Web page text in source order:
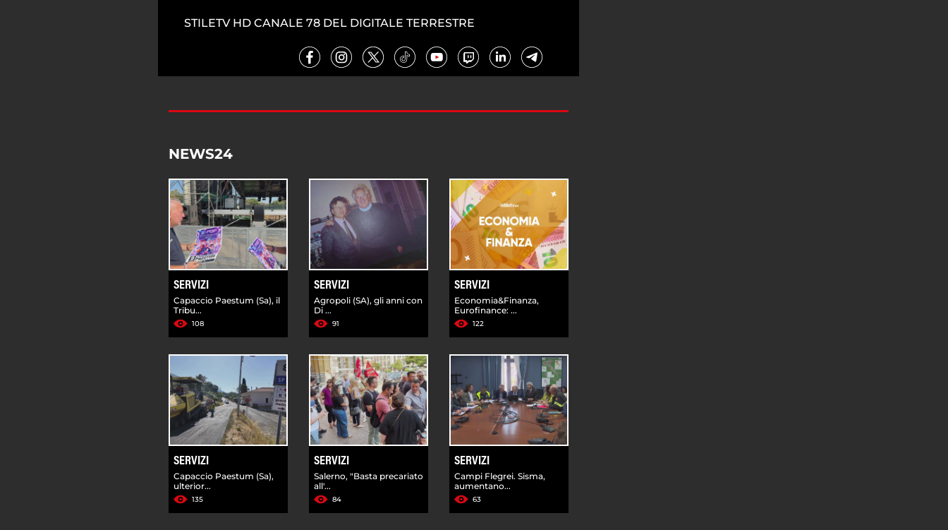
STILETV HD CANALE 78 DEL DIGITALE TERRESTRE
NEWS24
SERVIZI
Capaccio Paestum (Sa), il
Tribu...
108
SERVIZI
Agropoli (SA), gli anni con
Di ...
91
SERVIZI
Economia&Finanza,
Eurofinance: ...
122
SERVIZI
Capaccio Paestum (Sa),
ulterior...
135
SERVIZI
Salerno, "Basta precariato
all'...
84
SERVIZI
Campi Flegrei. Sisma,
aumentano...
63